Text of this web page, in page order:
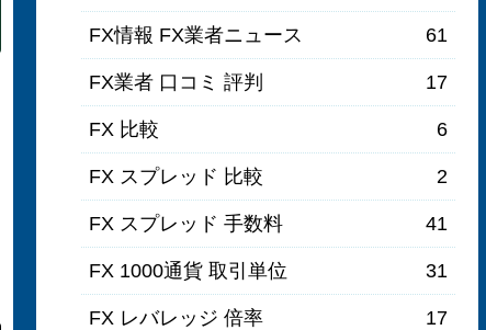
FX情報 FX業者ニュース 61
FX業者 口コミ 評判 17
FX 比較 6
FX スプレッド 比較 2
FX スプレッド 手数料 41
FX 1000通貨 取引単位 31
FX レバレッジ 倍率 17